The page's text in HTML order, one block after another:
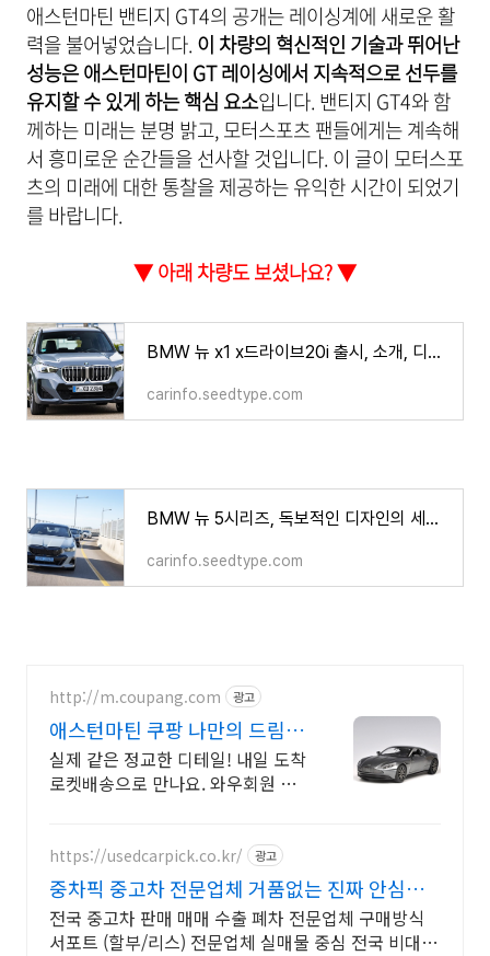
애스턴마틴 밴티지 GT4의 공개는 레이싱계에 새로운 활
력을 불어넣었습니다. 이 차량의 혁신적인 기술과 뛰어난
성능은 애스턴마틴이 GT 레이싱에서 지속적으로 선두를
유지할 수 있게 하는 핵심 요소입니다. 밴티지 GT4와 함
께하는 미래는 분명 밝고, 모터스포츠 팬들에게는 계속해
서 흥미로운 순간들을 선사할 것입니다. 이 글이 모터스포
츠의 미래에 대한 통찰을 제공하는 유익한 시간이 되었기
를 바랍니다.
▼ 아래 차량도 보셨나요? ▼
BMW 뉴 x1 x드라이브20i 출시, 소개, 디자인, 가격, 장점, 매력
carinfo.seedtype.com
BMW 뉴 5시리즈, 독보적인 디자인의 세단 소개, 매력, 장점
carinfo.seedtype.com
http://m.coupang.com 광고
애스턴마틴 쿠팡 나만의 드림카
수집
실제 같은 정교한 디테일! 내일 도착
로켓배송으로 만나요. 와우회원 무
https://usedcarpick.co.kr/ 광고
중차픽 중고차 전문업체 거품없는 진짜 안심거
래
전국 중고차 판매 매매 수출 폐차 전문업체 구매방식
서포트 (할부/리스) 전문업체 실매물 중심 전국 비대면